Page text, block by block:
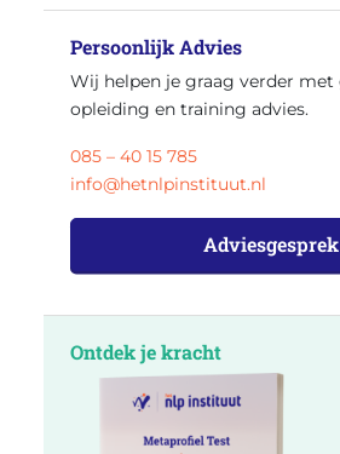
Persoonlijk Advies
Wij helpen je graag verder
opleiding en training advies.
085 – 40 15 785
info@hetnlpinstituut.nl
Adviesgesprek
Ontdek je kracht